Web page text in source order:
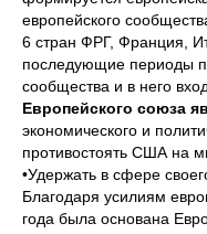
европейского
6 стран ФРГ, Франция,
последующие периоды
сообщества и в него
Европейского союза
экономического и
противостоять США на
•Удержать в сфере
Благодаря усилиям
года была основана